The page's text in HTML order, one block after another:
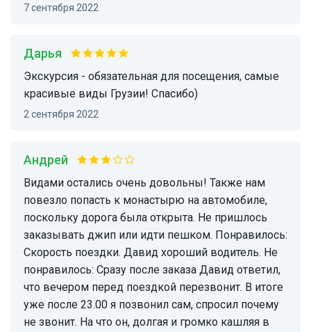
7 сентября 2022
Дарья
Экскурсия - обязательная для посещения, самые
красивые виды Грузии! Спасибо)
2 сентября 2022
Андрей
Видами остались очень довольны! Также нам
повезло попасть к монастырю на автомобиле,
поскольку дорога была открыта. Не пришлось
заказывать джип или идти пешком. Понравилось:
Скорость поездки. Давид хороший водитель. Не
понравилось: Сразу после заказа Давид ответил,
что вечером перед поездкой перезвонит. В итоге
уже после 23.00 я позвонил сам, спросил почему
не звонит. На что он, долгая и громко кашляя в